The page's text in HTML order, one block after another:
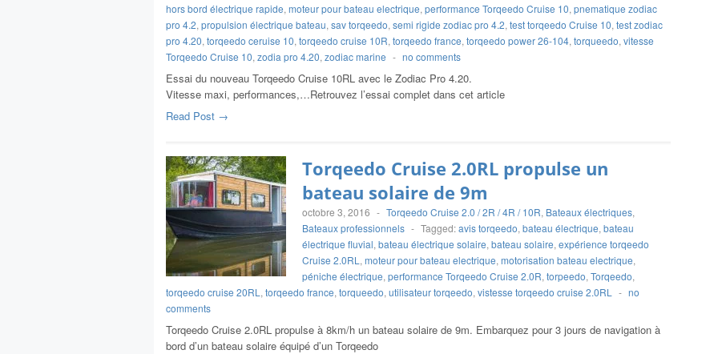
hors bord électrique rapide, moteur pour bateau electrique, performance Torqeedo Cruise 10, pnematique zodiac
pro 4.2, propulsion électrique bateau, sav torqeedo, semi rigide zodiac pro 4.2, test torqeedo Cruise 10, test zodiac
pro 4.20, torqeedo ceruise 10, torqeedo cruise 10R, torqeedo france, torqeedo power 26-104, torqueedo, vitesse
Torqeedo Cruise 10, zodia pro 4.20, zodiac marine - no comments
Essai du nouveau Torqeedo Cruise 10RL avec le Zodiac Pro 4.20.
Vitesse maxi, performances,…Retrouvez l’essai complet dans cet article
Read Post →
Torqeedo Cruise 2.0RL propulse un
bateau solaire de 9m
octobre 3, 2016 - Torqeedo Cruise 2.0 / 2R / 4R / 10R, Bateaux électriques,
Bateaux professionnels - Tagged:avis torqeedo, bateau électrique, bateau
électrique fluvial, bateau électrique solaire, bateau solaire, expérience torqeedo
Cruise 2.0RL , moteur pour bateau electrique, motorisation bateau electrique,
péniche électrique, performance Torqeedo Cruise 2.0R, torpeedo, Torqeedo,
torqeedo cruise 20RL , torqeedo france, torqueedo, utilisateur torqeedo, vistesse torqeedo cruise 2.0RL - no
comments
Torqeedo Cruise 2.0RL propulse à 8km/h un bateau solaire de 9m. Embarquez pour 3 jours de navigation à
bord d’un bateau solaire équipé d’un Torqeedo